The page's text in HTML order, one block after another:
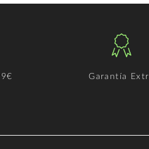
Garantía